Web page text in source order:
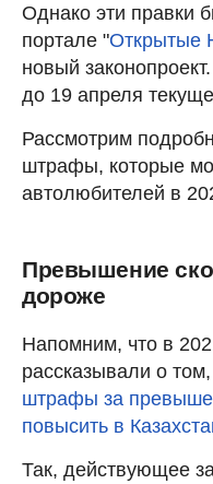
Однако эти правки
портале "Открытые
новый
до 19 апреля
Рассмотрим
штрафы, которые
автолюбителей в
Превышение
дороже
Напомним, что в
рассказывали о том,
штрафы за
повысить в
Так, действующее